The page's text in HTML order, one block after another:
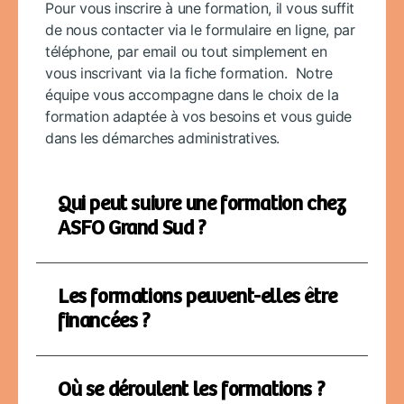
Pour vous inscrire à une formation, il vous suffit
de nous contacter via le formulaire en ligne, par
téléphone, par email ou tout simplement en
vous inscrivant via la fiche formation. Notre
équipe vous accompagne dans le choix de la
formation adaptée à vos besoins et vous guide
dans les démarches administratives.
Qui peut suivre une formation chez
ASFO Grand Sud ?
Les formations peuvent-elles être
financées ?
Où se déroulent les formations ?